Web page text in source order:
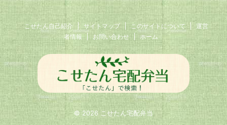
こせたん自己紹介 サイトマップ このサイトについて
運営
者情報
お問い合わせ ホーム
© 2026 こせたん宅配弁当